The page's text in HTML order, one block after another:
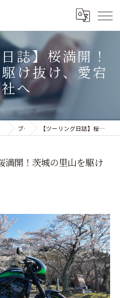
誌】桜満開！
け抜け、愛宕
へ
ブログ 【ツーリング日誌】桜満開！茨城の里山を駆け抜け、愛宕神社へ
満開！茨城の里山を駆け